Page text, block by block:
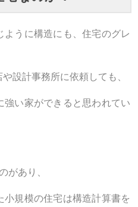
うに構造にも、住宅のグレ
設計事務所に依頼しても、
い家ができると思われてい
あり、
小規模の住宅は構造計算書を